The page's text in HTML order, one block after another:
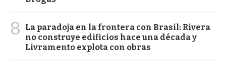
8
La paradoja en la frontera con Brasil: Rivera
no construye edificios hace una década y
Livramento explota con obras